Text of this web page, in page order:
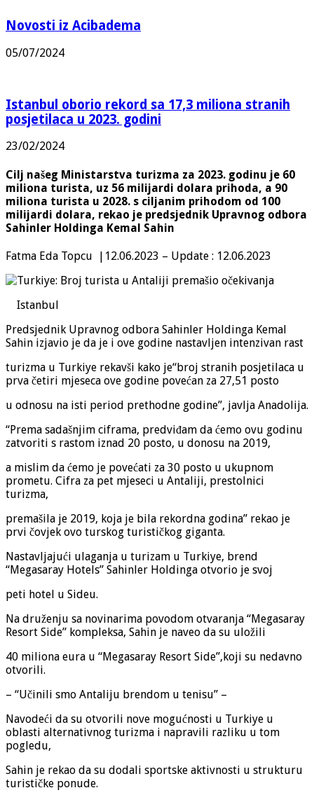
Novosti iz Acibadema
05/07/2024
Istanbul oborio rekord sa 17,3 miliona stranih
posjetilaca u 2023. godini
23/02/2024
Cilj našeg Ministarstva turizma za 2023. godinu je 60
miliona turista, uz 56 milijardi dolara prihoda, a 90
miliona turista u 2028. s ciljanim prihodom od 100
milijardi dolara, rekao je predsjednik Upravnog odbora
Sahinler Holdinga Kemal Sahin
Fatma Eda Topcu | 12.06.2023 – Update : 12.06.2023
Istanbul
Predsjednik Upravnog odbora Sahinler Holdinga Kemal
Sahin izjavio je da je i ove godine nastavljen intenzivan rast
turizma u Turkiye rekavši kako je“broj stranih posjetilaca u
prva četiri mjeseca ove godine povećan za 27,51 posto
u odnosu na isti period prethodne godine”, javlja Anadolija.
“Prema sadašnjim ciframa, predviđam da ćemo ovu godinu
zatvoriti s rastom iznad 20 posto, u donosu na 2019,
a mislim da ćemo je povećati za 30 posto u ukupnom
prometu. Cifra za pet mjeseci u Antaliji, prestolnici
turizma,
premašila je 2019, koja je bila rekordna godina” rekao je
prvi čovjek ovo turskog turističkog giganta.
Nastavljajući ulaganja u turizam u Turkiye, brend
“Megasaray Hotels” Sahinler Holdinga otvorio je svoj
peti hotel u Sideu.
Na druženju sa novinarima povodom otvaranja “Megasaray
Resort Side” kompleksa, Sahin je naveo da su uložili
40 miliona eura u “Megasaray Resort Side”,koji su nedavno
otvorili.
– “Učinili smo Antaliju brendom u tenisu” –
Navodeći da su otvorili nove mogućnosti u Turkiye u
oblasti alternativnog turizma i napravili razliku u tom
pogledu,
Sahin je rekao da su dodali sportske aktivnosti u strukturu
turističke ponude.